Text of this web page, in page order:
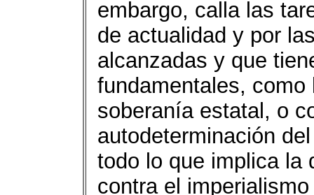
embargo, calla las
de actualidad y por
alcanzadas y que
fundamentales,
soberanía estatal, o
autodeterminación
todo lo que implica la
contra el